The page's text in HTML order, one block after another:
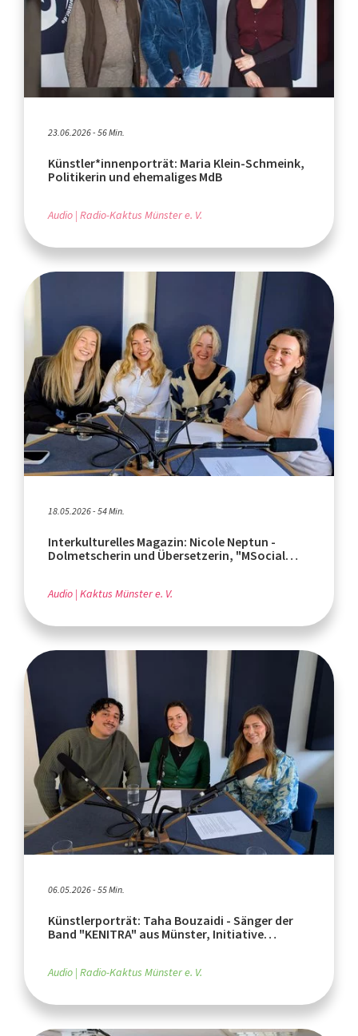
23.06.2026 - 56 Min.
Künstler*innenporträt: Maria Klein-Schmeink,
Politikerin und ehemaliges MdB
Audio Radio-Kaktus Münster e. V.
18.05.2026 - 54 Min.
Interkulturelles Magazin: Nicole Neptun -
Dolmetscherin und Übersetzerin, "MSocial
Audio Kaktus Münster e. V.
06.05.2026 - 55 Min.
Künstlerporträt: Taha Bouzaidi - Sänger der
Band "KENITRA" aus Münster, Initiative
Audio Radio-Kaktus Münster e. V.